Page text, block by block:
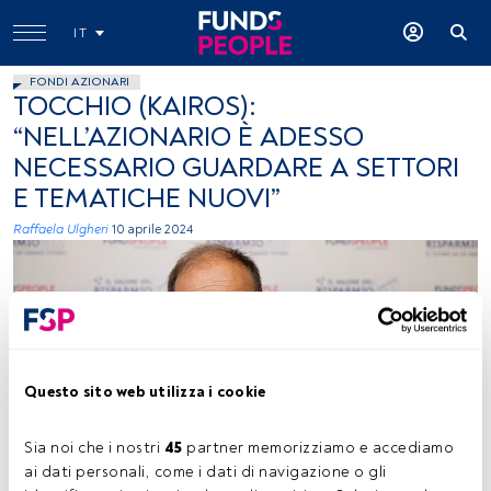
Questo sito web utilizza i cookie
Sia noi che i nostri 45 partner memorizziamo e accediamo
ai dati personali, come i dati di navigazione o gli
IT
FONDI AZIONARI
TOCCHIO (KAIROS):
“NELL’AZIONARIO È ADESSO
NECESSARIO GUARDARE A SETTORI
E TEMATICHE NUOVI”
Raffaela Ulgheri 10 aprile 2024